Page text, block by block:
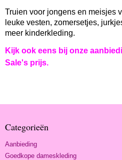
Truien voor jongens en meisjes
leuke vesten, zomersetjes,
meer kinderkleding.
Kijk ook eens bij onze
Sale's prijs.
Categorieën
Aanbieding
Goedkope dameskleding